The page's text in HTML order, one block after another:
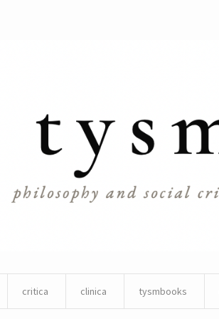
critica clinica tysmbooks